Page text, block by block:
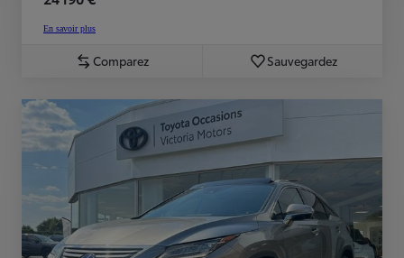
En savoir plus
Comparez Sauvegardez